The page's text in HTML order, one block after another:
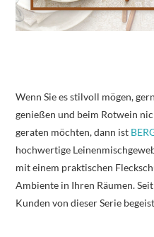
Wenn Sie es stilvoll mögen,
genießen und beim Rotwein
geraten möchten, dann ist
hochwertige
mit einem praktischen
Ambiente in Ihren Räumen.
Kunden von dieser Serie